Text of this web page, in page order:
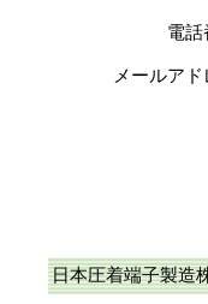
電話
メールアド
日本圧着端子製造